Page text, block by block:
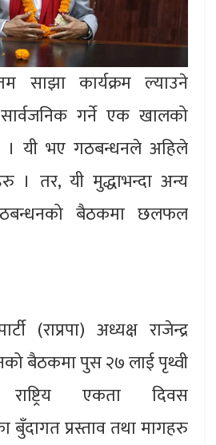
साझा कार्यक्रम ल्याउने
गर्ने एक खालको
यी भए गठबन्धनले अहिले
। तर, यी मुद्धाभन्दा अन्य
बैठकमा छलफल
(राप्रपा) अध्यक्ष राजेन्द्र
बैठकमा पुस २७ लाई पृथ्वी
एकता दिवस
बुँदागत प्रस्ताव तथा मागहरु